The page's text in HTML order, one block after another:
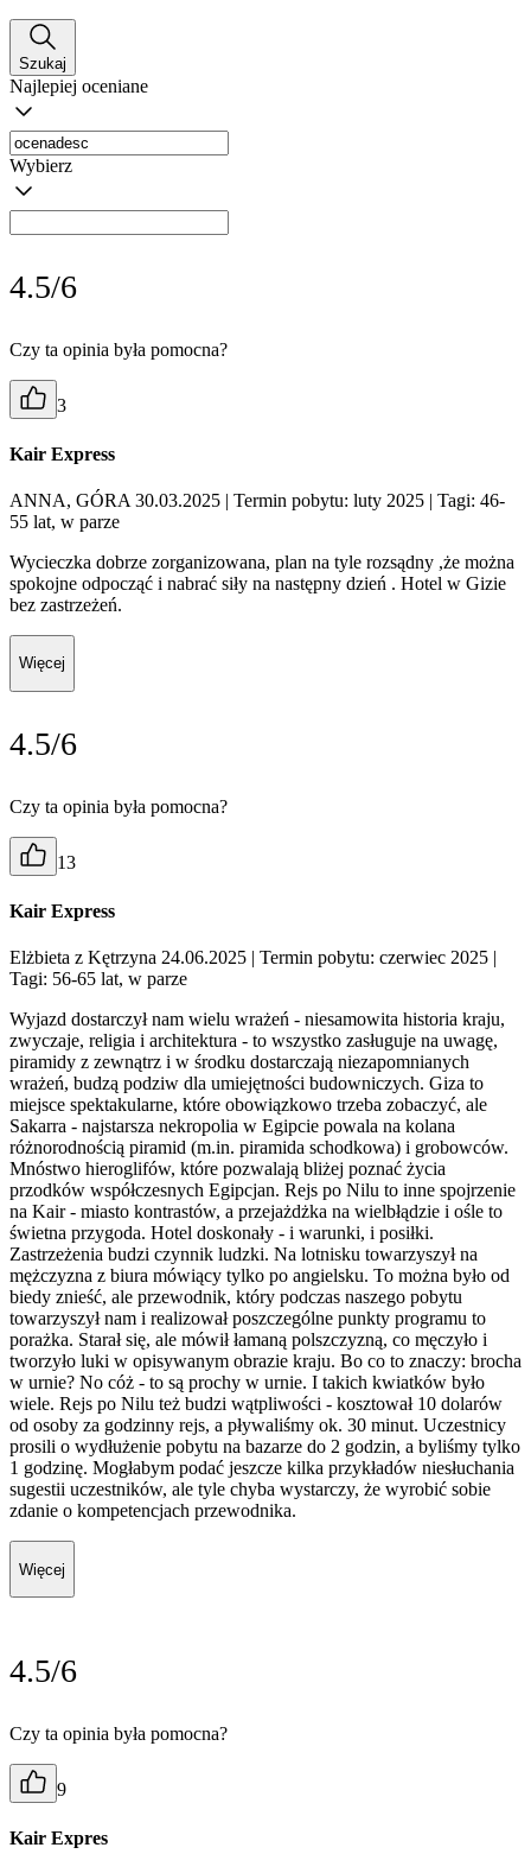
Szukaj
Najlepiej oceniane
Wybierz
4.5/6
Czy ta opinia była pomocna?
3
Kair Express
ANNA, GÓRA 30.03.2025 | Termin pobytu: luty 2025 | Tagi: 46-
55 lat, w parze
Wycieczka dobrze zorganizowana, plan na tyle rozsądny ,że można
spokojne odpocząć i nabrać siły na następny dzień . Hotel w Gizie
bez zastrzeżeń.
Więcej
4.5/6
Czy ta opinia była pomocna?
13
Kair Express
Elżbieta z Kętrzyna 24.06.2025 | Termin pobytu: czerwiec 2025 |
Tagi: 56-65 lat, w parze
Wyjazd dostarczył nam wielu wrażeń - niesamowita historia kraju,
zwyczaje, religia i architektura - to wszystko zasługuje na uwagę,
piramidy z zewnątrz i w środku dostarczają niezapomnianych
wrażeń, budzą podziw dla umiejętności budowniczych. Giza to
miejsce spektakularne, które obowiązkowo trzeba zobaczyć, ale
Sakarra - najstarsza nekropolia w Egipcie powala na kolana
różnorodnością piramid (m.in. piramida schodkowa) i grobowców.
Mnóstwo hieroglifów, które pozwalają bliżej poznać życia
przodków współczesnych Egipcjan. Rejs po Nilu to inne spojrzenie
na Kair - miasto kontrastów, a przejażdżka na wielbłądzie i ośle to
świetna przygoda. Hotel doskonały - i warunki, i posiłki.
Zastrzeżenia budzi czynnik ludzki. Na lotnisku towarzyszył na
mężczyzna z biura mówiący tylko po angielsku. To można było od
biedy znieść, ale przewodnik, który podczas naszego pobytu
towarzyszył nam i realizował poszczególne punkty programu to
porażka. Starał się, ale mówił łamaną polszczyzną, co męczyło i
tworzyło luki w opisywanym obrazie kraju. Bo co to znaczy: brocha
w urnie? No cóż - to są prochy w urnie. I takich kwiatków było
wiele. Rejs po Nilu też budzi wątpliwości - kosztował 10 dolarów
od osoby za godzinny rejs, a pływaliśmy ok. 30 minut. Uczestnicy
prosili o wydłużenie pobytu na bazarze do 2 godzin, a byliśmy tylko
1 godzinę. Mogłabym podać jeszcze kilka przykładów niesłuchania
sugestii uczestników, ale tyle chyba wystarczy, że wyrobić sobie
zdanie o kompetencjach przewodnika.
Więcej
4.5/6
Czy ta opinia była pomocna?
9
Kair Expres